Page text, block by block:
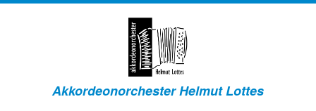
Zum
Akkordeonorchester Helmut Lottes